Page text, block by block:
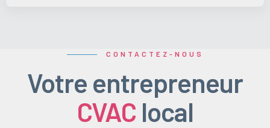
CONTACTEZ-NOUS
Votre entrepreneur
CVAC local